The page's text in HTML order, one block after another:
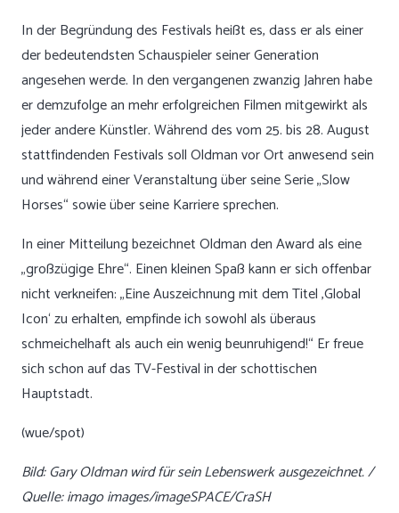
In der Begründung des Festivals heißt es, dass er als einer
der bedeutendsten Schauspieler seiner Generation
angesehen werde. In den vergangenen zwanzig Jahren habe
er demzufolge an mehr erfolgreichen Filmen mitgewirkt als
jeder andere Künstler. Während des vom 25. bis 28. August
stattfindenden Festivals soll Oldman vor Ort anwesend sein
und während einer Veranstaltung über seine Serie „Slow
Horses“ sowie über seine Karriere sprechen.
In einer Mitteilung bezeichnet Oldman den Award als eine
„großzügige Ehre“. Einen kleinen Spaß kann er sich offenbar
nicht verkneifen: „Eine Auszeichnung mit dem Titel ‚Global
Icon‘ zu erhalten, empfinde ich sowohl als überaus
schmeichelhaft als auch ein wenig beunruhigend!“ Er freue
sich schon auf das TV-Festival in der schottischen
Hauptstadt.
(wue/spot)
Bild: Gary Oldman wird für sein Lebenswerk ausgezeichnet. /
Quelle: imago images/imageSPACE/CraSH